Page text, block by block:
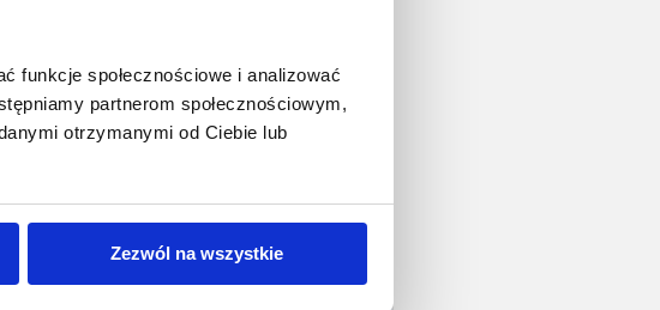
funkcje społecznościowe i analizować
partnerom społecznościowym,
otrzymanymi od Ciebie lub
Zezwól na wszystkie